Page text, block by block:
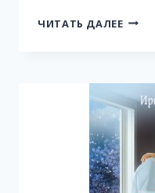
ЧИТАТЬ ДАЛЕЕ